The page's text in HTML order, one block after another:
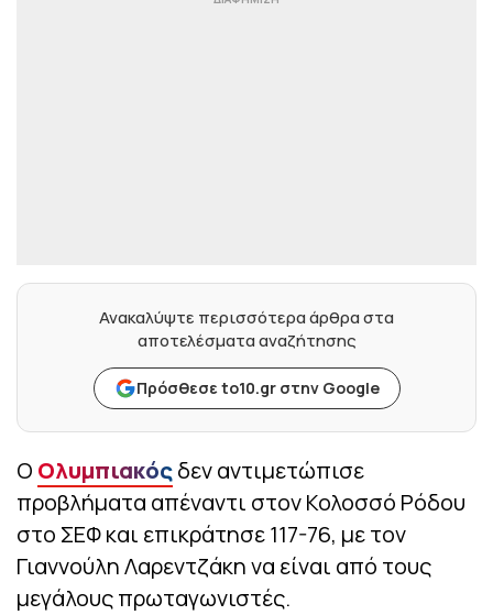
Ανακαλύψτε περισσότερα άρθρα στα
αποτελέσματα αναζήτησης
Πρόσθεσε to10.gr στην Google
Ο Ολυμπιακόςδεν αντιμετώπισε
προβλήματα απέναντι στον Κολοσσό Ρόδου
στο ΣΕΦ και επικράτησε 117-76, με τον
Γιαννούλη Λαρεντζάκη να είναι από τους
μεγάλους πρωταγωνιστές.